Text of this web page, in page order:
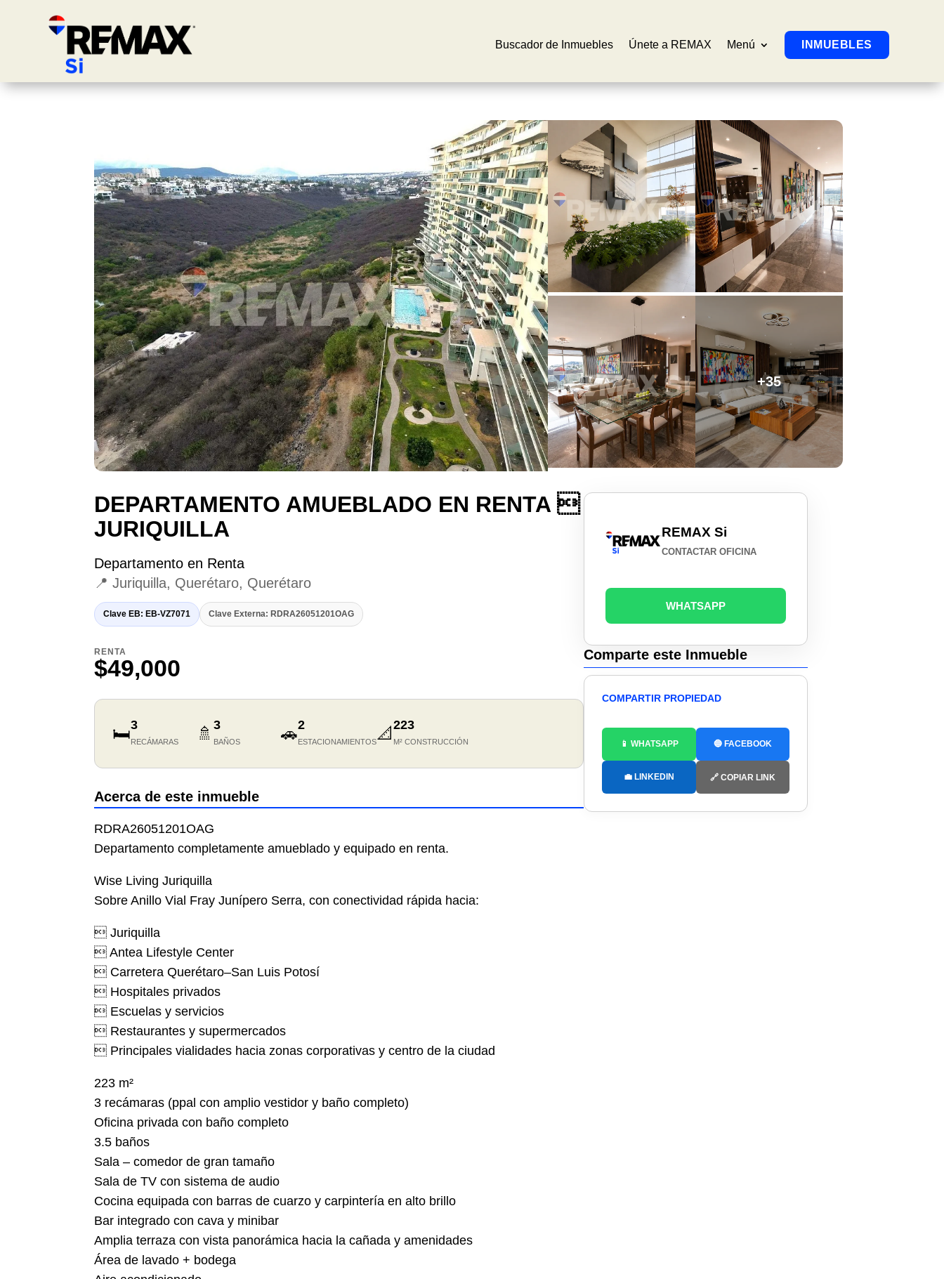
Buscador de Inmuebles Únete a REMAX Menú INMUEBLES
+35
DEPARTAMENTO AMUEBLADO EN RENTA 
JURIQUILLA
Departamento en Renta
📍 Juriquilla, Querétaro, Querétaro
Clave EB: EB-VZ7071 Clave Externa: RDRA26051201OAG
RENTA
$49,000
🛏️3
RECÁMARAS 🚿3
BAÑOS 🚗2
ESTACIONAMIENTOS📐223
M² CONSTRUCCIÓN
Acerca de este inmueble
RDRA26051201OAG
Departamento completamente amueblado y equipado en renta.
Wise Living Juriquilla
Sobre Anillo Vial Fray Junípero Serra, con conectividad rápida hacia:
 Juriquilla
 Antea Lifestyle Center
 Carretera Querétaro–San Luis Potosí
 Hospitales privados
 Escuelas y servicios
 Restaurantes y supermercados
 Principales vialidades hacia zonas corporativas y centro de la ciudad
223 m²
3 recámaras (ppal con amplio vestidor y baño completo)
Oficina privada con baño completo
3.5 baños
Sala – comedor de gran tamaño
Sala de TV con sistema de audio
Cocina equipada con barras de cuarzo y carpintería en alto brillo
Bar integrado con cava y minibar
Amplia terraza con vista panorámica hacia la cañada y amenidades
Área de lavado + bodega
REMAX Si
CONTACTAR OFICINA
WHATSAPP
Comparte este Inmueble
COMPARTIR PROPIEDAD
📱 WHATSAPP 🔵 FACEBOOK
💼 LINKEDIN 🔗 COPIAR LINK